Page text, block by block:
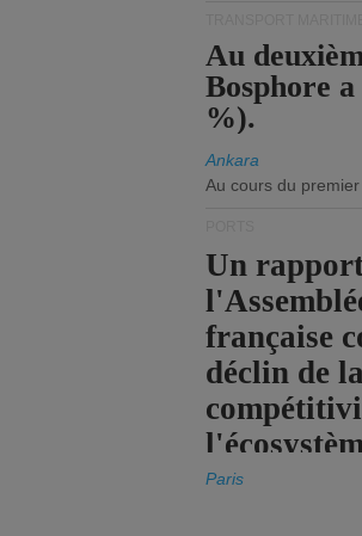
Au
Bosphore
%).
Ankara
Au cours du
Un
française
déclin de la
de l'État.
Paris